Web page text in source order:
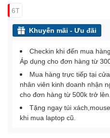
6T
Khuyến mãi - Ưu đãi
Checkin khi đến mua
Áp dụng cho đơn hàng từ
Mua hàng trực tiếp tại
nhân viên kinh doanh nhận
cho đơn hàng từ 500k trở lên.
Tặng ngay túi
khi mua laptop cũ.